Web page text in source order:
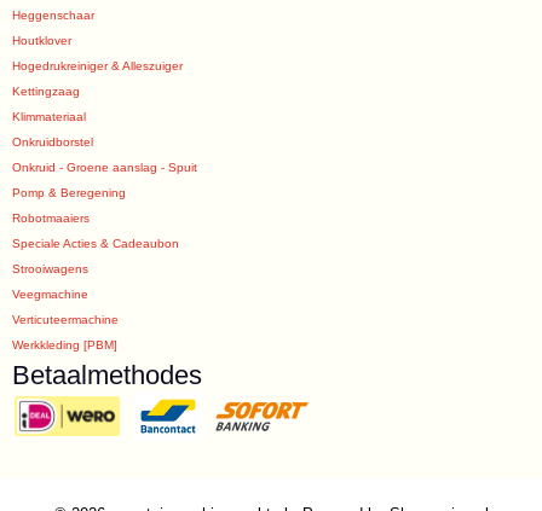
Heggenschaar
Houtklover
Hogedrukreiniger & Alleszuiger
Kettingzaag
Klimmateriaal
Onkruidborstel
Onkruid - Groene aanslag - Spuit
Pomp & Beregening
Robotmaaiers
Speciale Acties & Cadeaubon
Strooiwagens
Veegmachine
Verticuteermachine
Werkkleding [PBM]
Betaalmethodes